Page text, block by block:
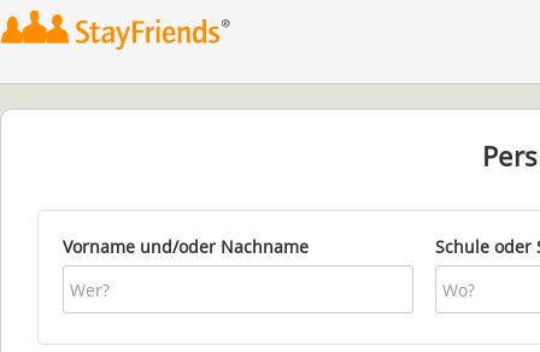
Vorname und/oder Nachname Schule oder